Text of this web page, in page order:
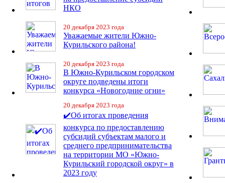
НКО
20 декабря 2023 года
Уважаемые жители Южно-
Курильского района!
20 декабря 2023 года
В Южно-Курильском городском
округе подведены итоги
конкурса «Новогодние огни»
20 декабря 2023 года
✔️Об итогах проведения
конкурса по предоставлению
субсидий субъектам малого и
среднего предпринимательства
на территории МО «Южно-
Курильский городской округ» в
2023 году